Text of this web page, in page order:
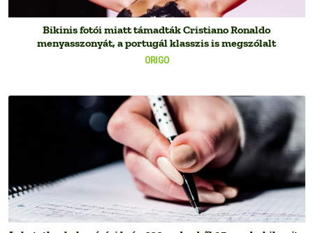
ORIGO
Bikinis fotói miatt támadták Cristiano Ronaldo
menyasszonyát, a portugál klasszis is megszólalt